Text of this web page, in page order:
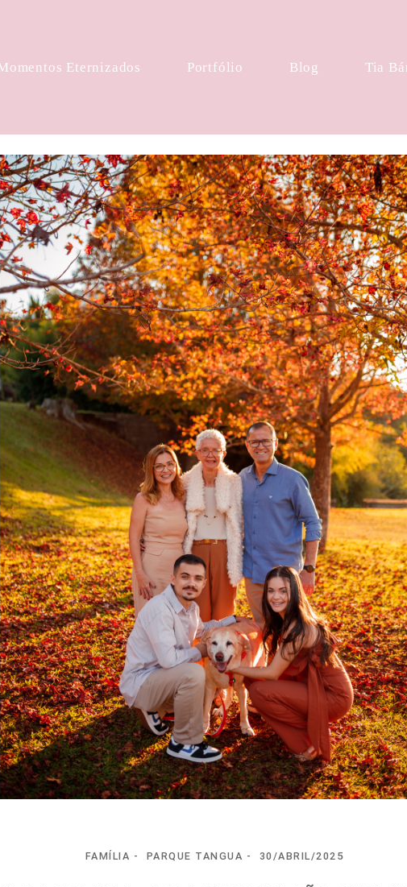
Eternizados Portfólio Blog Tia
FAMÍLIA PARQUE TANGUA 30/ABRIL/2025